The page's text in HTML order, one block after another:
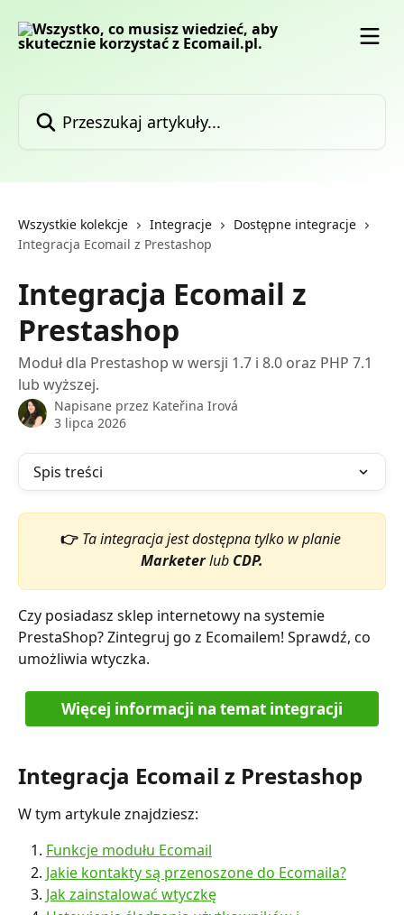
Wszystkie kolekcje Integracje
Dostępne integracje
Integracja Ecomail z Prestashop
Integracja Ecomail z
Prestashop
Moduł dla Prestashop w wersji 1.7 i 8.0 oraz PHP 7.1
lub wyższej.
Napisane przez Kateřina Irová
3 lipca 2026
Spis treści
👉 Ta integracja jest dostępna tylko w planie
Marketer lub CDP.
Czy posiadasz sklep internetowy na systemie
PrestaShop? Zintegruj go z Ecomailem! Sprawdź, co
umożliwia wtyczka.
Więcej informacji na temat integracji
Integracja Ecomail z Prestashop
W tym artykule znajdziesz:
Funkcje modułu Ecomail
Jakie kontakty są przenoszone do Ecomaila?
Jak zainstalować wtyczkę